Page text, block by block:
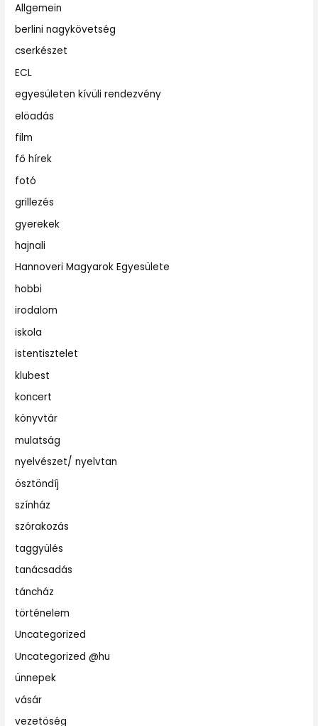
Allgemein
berlini nagykövetség
cserkészet
ECL
egyesületen kívüli rendezvény
elöadás
film
fő hírek
fotó
grillezés
gyerekek
hajnali
Hannoveri Magyarok Egyesülete
hobbi
irodalom
iskola
istentisztelet
klubest
koncert
könyvtár
mulatság
nyelvészet/ nyelvtan
ösztöndíj
színház
szórakozás
taggyülés
tanácsadás
táncház
történelem
Uncategorized
Uncategorized @hu
ünnepek
vásár
vezetöség